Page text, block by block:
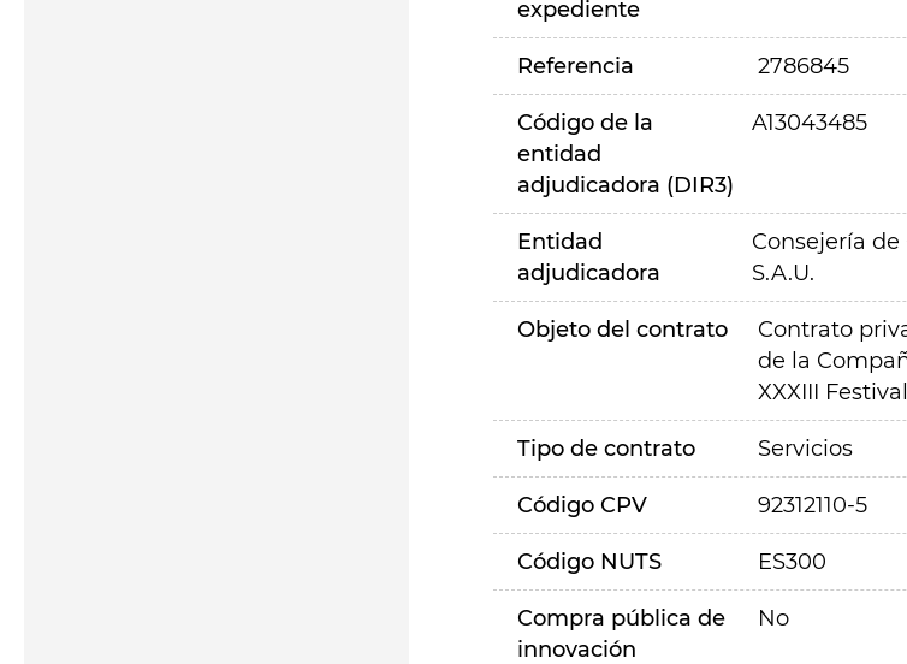
expediente
Referencia 2786845
Código de la
entidad
adjudicadora (DIR3)
A13043485
Entidad
adjudicadora
Consejería
S.A.U.
Objeto del contrato
Contrato
de la
XXXIII
Tipo de contrato Servicios
Código CPV 92312110-5
Código NUTS ES300
Compra pública de
innovación
No